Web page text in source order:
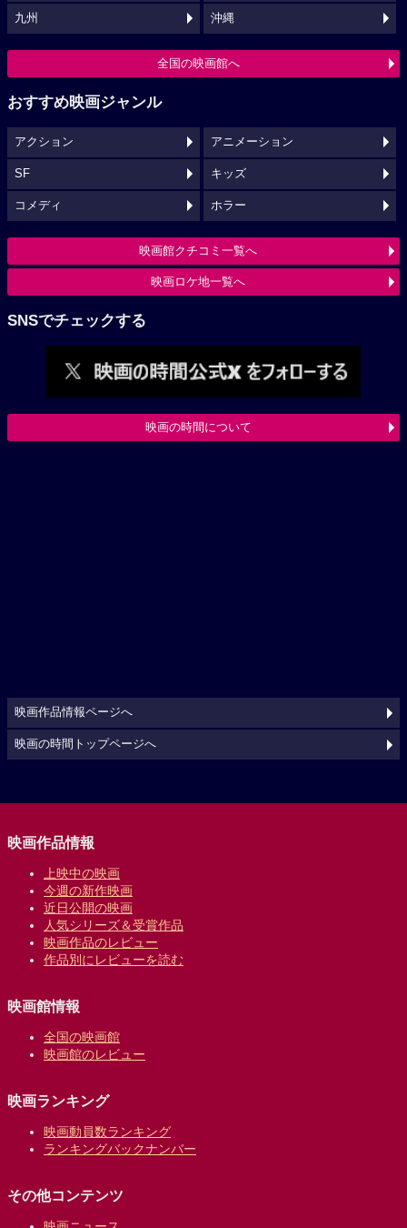
九州 沖縄
全国の映画館へ
おすすめ映画ジャンル
アクション アニメーション
SF キッズ
コメディ ホラー
映画館クチコミ一覧へ
映画ロケ地一覧へ
SNSでチェックする
映画の時間について
映画作品情報ページへ
映画の時間トップページへ
映画作品情報
上映中の映画
今週の新作映画
近日公開の映画
人気シリーズ＆受賞作品
映画作品のレビュー
作品別にレビューを読む
映画館情報
全国の映画館
映画館のレビュー
映画ランキング
映画動員数ランキング
ランキングバックナンバー
その他コンテンツ